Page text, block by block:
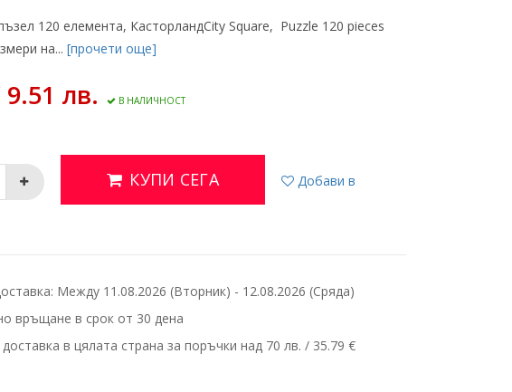
120 елемента, КасторландCity Square, Puzzle 120 pieces
на... [прочети още]
лв. В НАЛИЧНОСТ
КУПИ СЕГА
Добави в
Между 11.08.2026 (Вторник) - 12.08.2026 (Сряда)
връщане в срок от 30 дена
в цялата страна за поръчки над 70 лв. / 35.79 €